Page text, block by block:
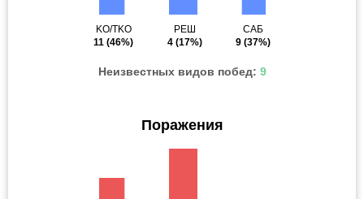
KO/TKO
11 (46%)
РЕШ
4(17%)
САБ
9 (37%)
Неизвестных видов побед: 9
Поражения